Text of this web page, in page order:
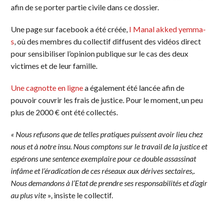
afin de se porter partie civile dans ce dossier.
Une page sur facebook a été créée, I Manal akked yemma-
s, où des membres du collectif diffusent des vidéos direct
pour sensibiliser l’opinion publique sur le cas des deux
victimes et de leur famille.
Une cagnotte en lignea également été lancée afin de
pouvoir couvrir les frais de justice. Pour le moment, un peu
plus de 2000 € ont été collectés.
« Nous refusons que de telles pratiques puissent avoir lieu chez
nous et à notre insu. Nous comptons sur le travail de la justice et
espérons une sentence exemplaire pour ce double assassinat
infâme et l’éradication de ces réseaux aux dérives sectaires,.
Nous demandons à l’Etat de prendre ses responsabilités et d’agir
au plus vite », insiste le collectif.